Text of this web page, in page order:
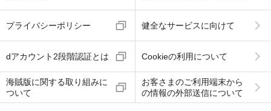
プライバシーポリシー 健全なサービスに向けて
dアカウント2段階認証とは Cookieの利用について
海賊版に関する取り組みに
ついて
お客さまのご利用端末から
の情報の外部送信について